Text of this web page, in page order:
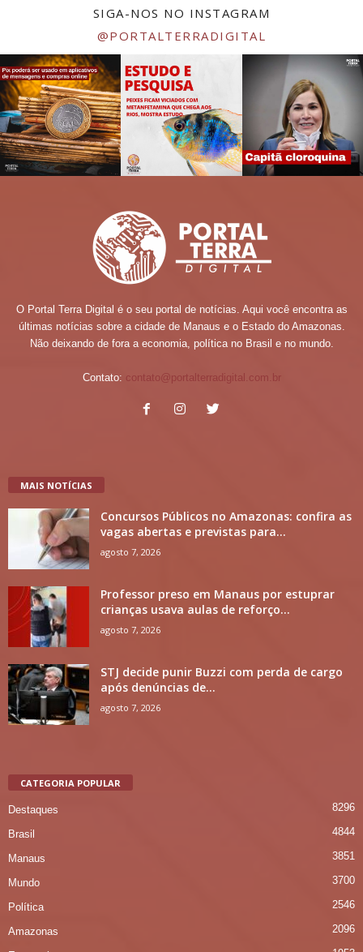
SIGA-NOS NO INSTAGRAM
@PORTALTERRADIGITAL
O Portal Terra Digital é o seu portal de notícias. Aqui você encontra as
últimas notícias sobre a cidade de Manaus e o Estado do Amazonas.
Não deixando de fora a economia, política no Brasil e no mundo.
Contato: contato@portalterradigital.com.br
MAIS NOTÍCIAS
Concursos Públicos no Amazonas: confira as
vagas abertas e previstas para...
agosto 7, 2026
Professor preso em Manaus por estuprar
crianças usava aulas de reforço...
agosto 7, 2026
STJ decide punir Buzzi com perda de cargo
após denúncias de...
agosto 7, 2026
CATEGORIA POPULAR
Destaques 8296
Brasil 4844
Manaus 3851
Mundo 3700
Política 2546
Amazonas 2096